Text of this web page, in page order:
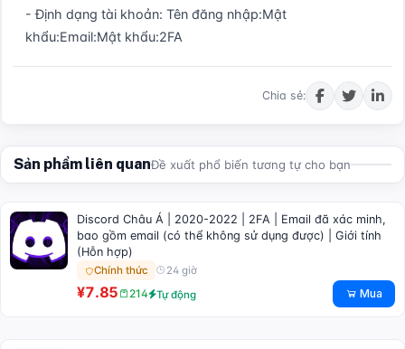
- Định dạng tài khoản: Tên đăng nhập:Mật
khẩu:Email:Mật khẩu:2FA
Chia sẻ:
Sản phẩm liên quanĐề xuất phổ biến tương tự cho bạn
Discord Châu Á | 2020-2022 | 2FA | Email đã xác minh,
bao gồm email (có thể không sử dụng được) | Giới tính
(Hỗn hợp)
Chính thức 24 giờ
¥7.85 214 Tự động Mua